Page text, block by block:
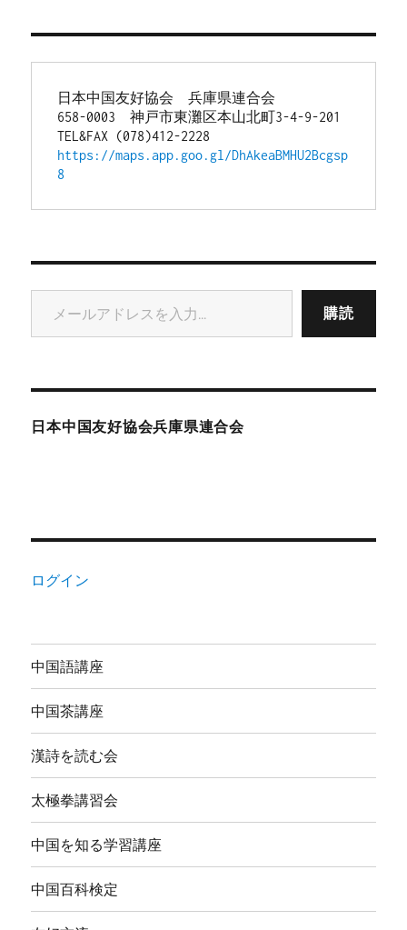
日本中国友好協会　兵庫県連合会
658-0003　神戸市東灘区本山北町3-4-9-201
TEL&FAX (078)412-2228
https://maps.app.goo.gl/DhAkeaBMHU2Bcgsp
8
メールアドレスを入力...
購読
日本中国友好協会兵庫県連合会
ログイン
中国語講座
中国茶講座
漢詩を読む会
太極拳講習会
中国を知る学習講座
中国百科検定